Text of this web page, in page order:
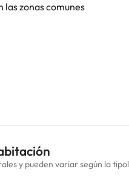
zonas comunes
y pueden variar según la